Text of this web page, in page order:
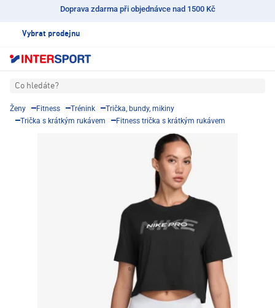
Doprava zdarma při objednávce nad 1500 Kč
Vybrat prodejnu
Co hledáte?
Ženy Fitness Trénink
Trička, bundy, mikiny
Trička s krátkým rukávem
Fitness trička s krátkým rukávem